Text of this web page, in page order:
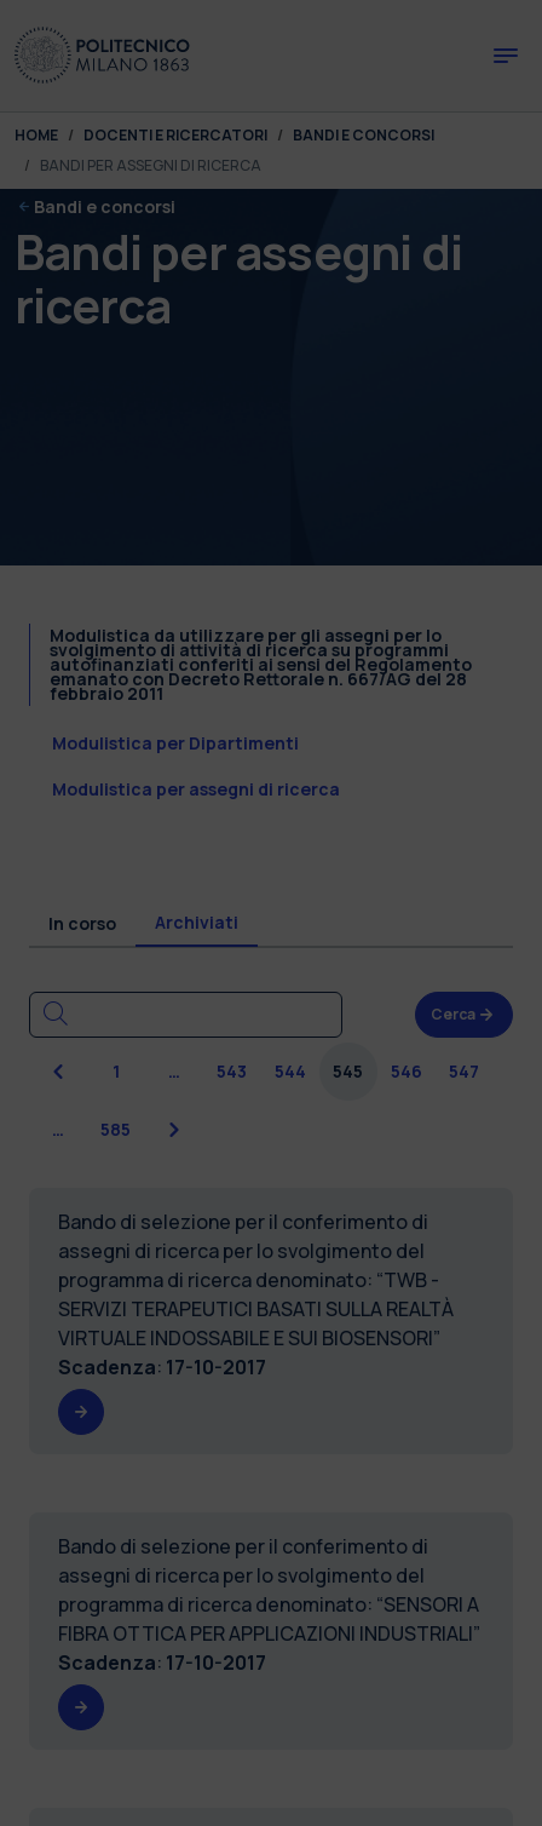
You are here:
HOME DOCENTI E RICERCATORI
BANDI E CONCORSI
BANDI PER ASSEGNI DI RICERCA
Bandi e concorsi
Bandi per assegni di
ricerca
Modulistica da utilizzare per gli assegni per lo
svolgimento di attività di ricerca su programmi
autofinanziati conferiti ai sensi del Regolamento
emanato con Decreto Rettorale n. 667/AG del 28
febbraio 2011
Modulistica per Dipartimenti
Modulistica per assegni di ricerca
In corso Archiviati
Cerca
Precedente
1 … 543 544 545 546 547
… 585 Successiva
Bando di selezione per il conferimento di
assegni di ricerca per lo svolgimento del
programma di ricerca denominato: “TWB -
SERVIZI TERAPEUTICI BASATI SULLA REALTÀ
VIRTUALE INDOSSABILE E SUI BIOSENSORI”
Scadenza: 17-10-2017
Bando di selezione per il conferimento di
assegni di ricerca per lo svolgimento del
programma di ricerca denominato: “SENSORI A
FIBRA OTTICA PER APPLICAZIONI INDUSTRIALI”
Scadenza: 17-10-2017